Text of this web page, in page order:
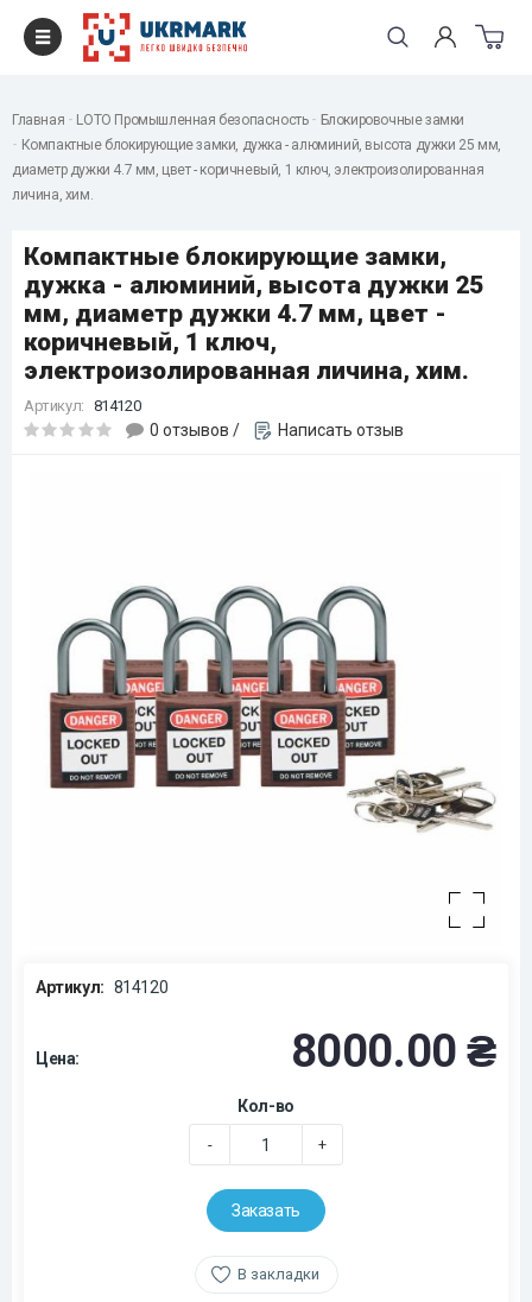
Главная LOTO Промышленная безопасность
Блокировочные замки
Компактные блокирующие замки, дужка - алюминий, высота дужки 25 мм,
диаметр дужки 4.7 мм, цвет - коричневый, 1 ключ, электроизолированная
личина, хим.
Компактные блокирующие замки,
дужка - алюминий, высота дужки 25
мм, диаметр дужки 4.7 мм, цвет -
коричневый, 1 ключ,
электроизолированная личина, хим.
Артикул: 814120
0 отзывов / Написать отзыв
Артикул: 814120
Цена: 8000.00 ₴
Кол-во
- +
Заказать
В закладки